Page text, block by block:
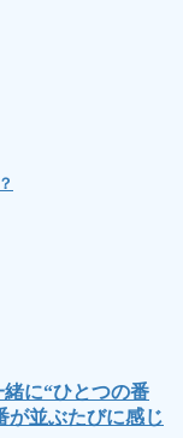
に“ひとつの番
並ぶたびに感じ